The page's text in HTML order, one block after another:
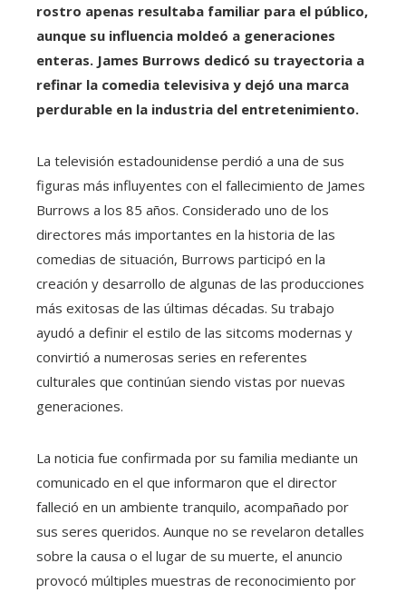
rostro apenas resultaba familiar para el público,
aunque su influencia moldeó a generaciones
enteras. James Burrows dedicó su trayectoria a
refinar la comedia televisiva y dejó una marca
perdurable en la industria del entretenimiento.
La televisión estadounidense perdió a una de sus
figuras más influyentes con el fallecimiento de James
Burrows a los 85 años. Considerado uno de los
directores más importantes en la historia de las
comedias de situación, Burrows participó en la
creación y desarrollo de algunas de las producciones
más exitosas de las últimas décadas. Su trabajo
ayudó a definir el estilo de las sitcoms modernas y
convirtió a numerosas series en referentes
culturales que continúan siendo vistas por nuevas
generaciones.
La noticia fue confirmada por su familia mediante un
comunicado en el que informaron que el director
falleció en un ambiente tranquilo, acompañado por
sus seres queridos. Aunque no se revelaron detalles
sobre la causa o el lugar de su muerte, el anuncio
provocó múltiples muestras de reconocimiento por